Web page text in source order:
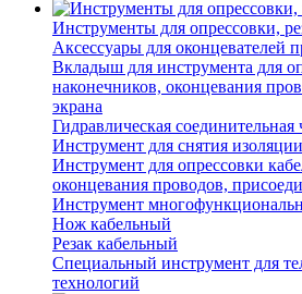
Инструменты для опрессовки,
Аксессуары для оконцевателей
Вкладыш для инструмента для
наконечников, оконцевания
экрана
Гидравлическая соединительная
Инструмент для снятия
Инструмент для опрессовки
оконцевания проводов,
Инструмент
Нож кабельный
Резак кабельный
Специальный инструмент для
технологий